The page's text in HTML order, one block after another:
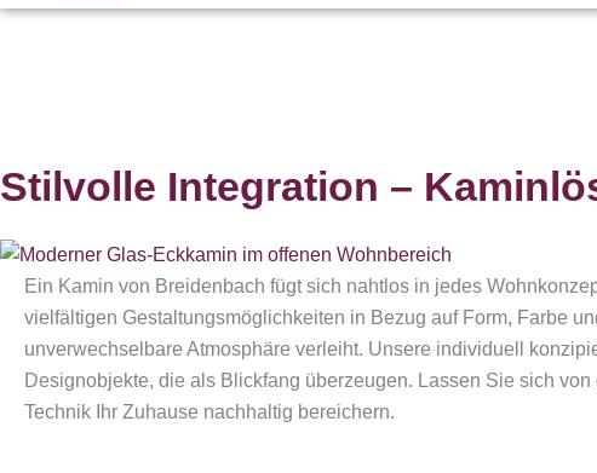
Stilvolle Integration –
Ein Kamin von Breidenbach fügt sich nahtlos in jedes
vielfältigen Gestaltungsmöglichkeiten in Bezug auf Form, Farbe
unverwechselbare Atmosphäre verleiht. Unsere individuell
Designobjekte, die als Blickfang überzeugen. Lassen Sie sich
Technik Ihr Zuhause nachhaltig bereichern.